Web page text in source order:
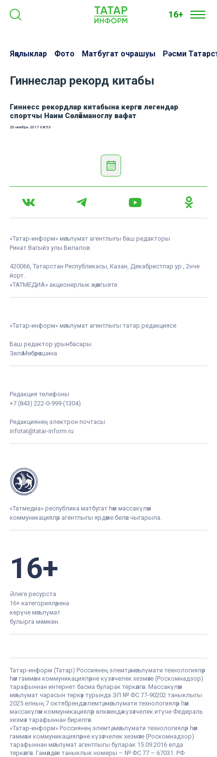
16+
Яңалыклар Фото Матбугат очрашуы Рәсми
Гиннеслар рекорд китабы
Гиннесс рекордлар китабына кергән легендар
спортчы Наим Сөләйманоглу вафат
20 ноябрь 2017 08:53
«Татар-информ» мәгълүмат агентлыгы баш редакторы
Ринат Вагыйз улы Билалов
420066, Татарстан Республикасы, Казан, Декабристлар ур., 2нче
йорт.
«ТАТМЕДИА» акционерлык җәмгыяте
«Татар-информ» мәгълүмат агентлыгы татар редакциясе
Баш редактор урынбасары
Зилә Мөбәрәкшина
Редакция телефоны
+7 (843) 222-0-999 (1304)
Редакциянең электрон почтасы
infotat@tatar-inform.ru
«Татмедиа» республика матбугат һәм массакүләм
коммуникацияләр агентлыгы ярдәме белән чыгарыла.
16+
Әлеге ресурста
16+ категорияләренә
керүче мәгълүмат
булырга мөмкин.
Татар-информ (Татар) Россиянең элемтә, мәгълүмати технологияләр
һәм гаммәви коммуникацияләрне күзәтчелек хезмәте (Роскомнадзор)
тарафыннан интернет басма буларак теркәлгән. Массакүләм
мәгълүмат чарасын теркәү турында ЭЛ № ФС 77-90202 таныклыгы
2025 елның 7 октябрендә элемтә, мәгълүмати технологияләр һәм
массакүләм коммуникацияләр өлкәсендә күзәтчелек итүче Федераль
хезмәт тарафыннан бирелгән.
«Татар-информ» Россиянең элемтә, мәгълүмати технологияләр һәм
гаммәви коммуникацияләрне күзәтчелек хезмәте (Роскомнадзор)
тарафыннан мәгълүмат агентлыгы буларак 15.09.2016 елда
теркәлгән. Гамәлдәге таныклык номеры – № ФС 77 – 67031. РФ